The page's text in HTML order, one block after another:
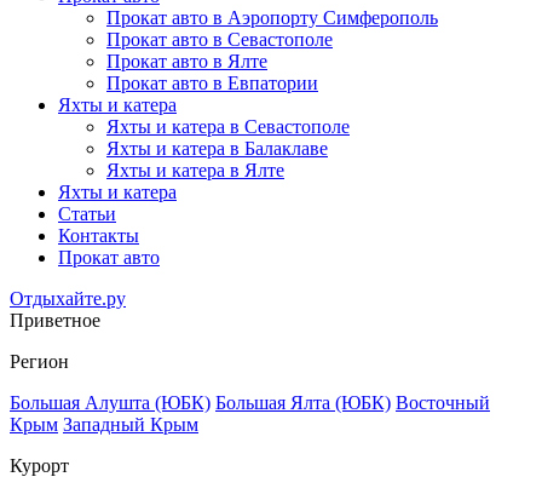
Прокат авто в Аэропорту Симферополь
Прокат авто в Севастополе
Прокат авто в Ялте
Прокат авто в Евпатории
Яхты и катера
Яхты и катера в Севастополе
Яхты и катера в Балаклаве
Яхты и катера в Ялте
Яхты и катера
Статьи
Контакты
Прокат авто
Отдыхайте.ру
Приветное
Регион
Большая Алушта (ЮБК) Большая Ялта (ЮБК) Восточный
Крым Западный Крым
Курорт